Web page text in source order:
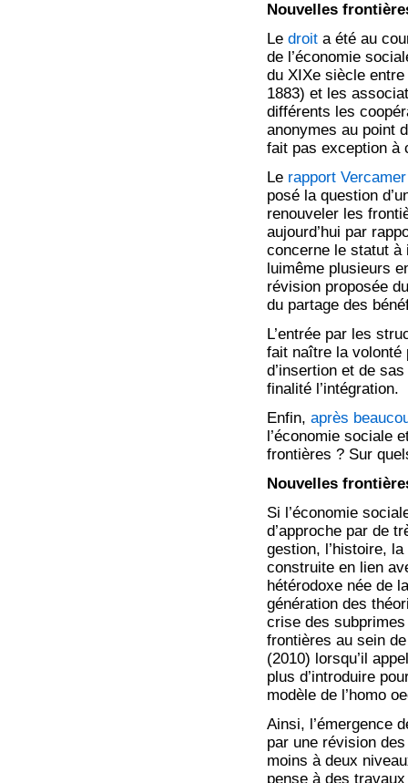
Nouvelles
Ledroit a été au
de l’économie
du XIXe siècle
1883) et les
différents les
anonymes au point
fait pas exception à
Le rapport
posé la question
renouveler les
aujourd’hui par
concerne le statut à
luimême plusieurs
révision proposée
du partage des
L’entrée par les
fait naître la volonté
d’insertion et de
finalité l’intégration.
Enfin,après
l’économie sociale
frontières ? Sur
Nouvelles
Si l’économie
d’approche par de
gestion, l’histoire,
construite en lien
hétérodoxe née de
génération des
crise des
frontières au sein
(2010) lorsqu’il
plus d’introduire
modèle de l’homo
Ainsi, l’émergence
par une révision
moins à deux
pense à des